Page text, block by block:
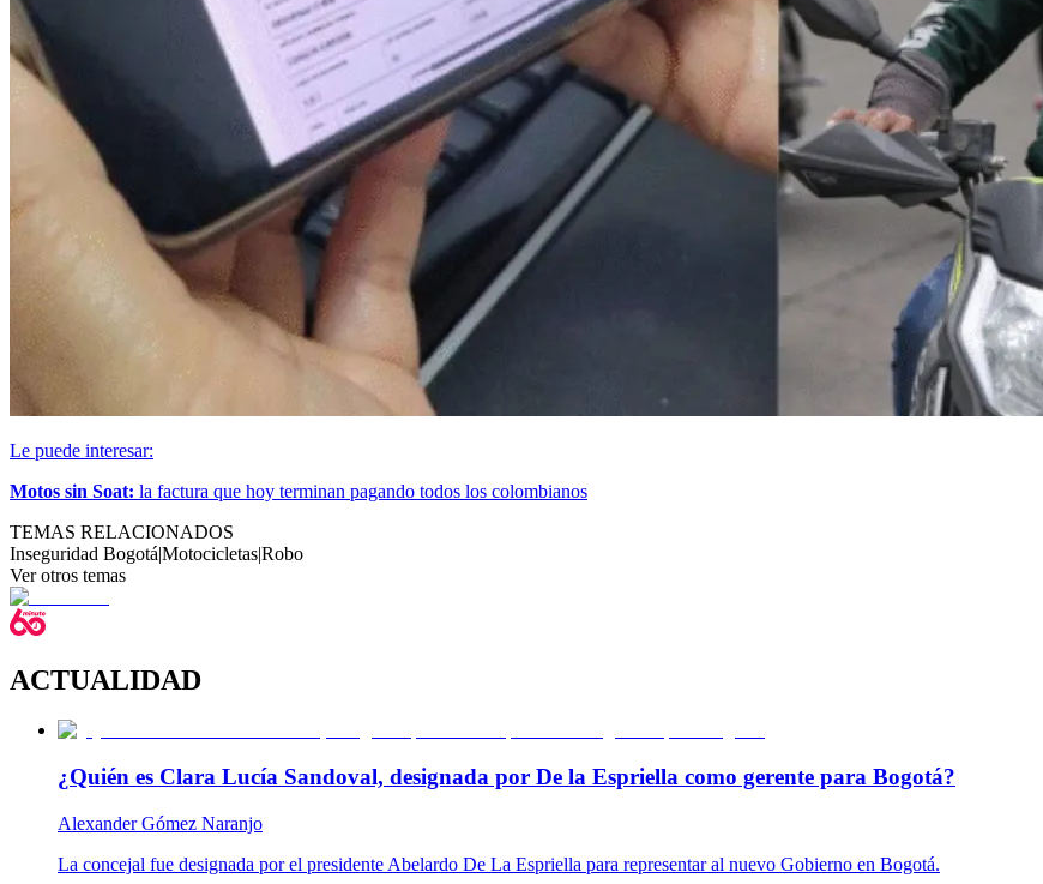
Le puede interesar:
Motos sin Soat: la factura que hoy terminan pagando todos los colombianos
TEMAS RELACIONADOS
Inseguridad Bogotá|Motocicletas|Robo
Ver otros temas
ACTUALIDAD
¿Quién es Clara Lucía Sandoval, designada por De la Espriella como gerente para Bogotá?
Alexander Gómez Naranjo
La concejal fue designada por el presidente Abelardo De La Espriella para representar al nuevo Gobierno en Bogotá.